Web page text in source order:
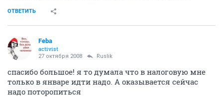
ОТВЕТИТЬ
Feba
activist
27 октября 2008 Ruslik
спасибо большое! я то думала что в налоговую мне
только в январе идти надо. А оказывается сейчас
надо поторопиться